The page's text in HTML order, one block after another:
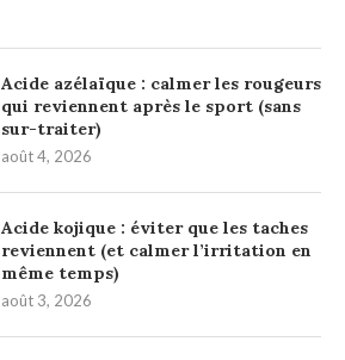
Acide azélaïque : calmer les rougeurs
qui reviennent après le sport (sans
sur-traiter)
août 4, 2026
Acide kojique : éviter que les taches
reviennent (et calmer l’irritation en
même temps)
août 3, 2026